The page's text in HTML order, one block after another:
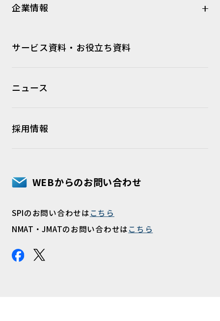
企業情報
サービス資料・お役立ち資料
ニュース
採用情報
WEBからのお問い合わせ
SPIのお問い合わせはこちら
NMAT・JMATのお問い合わせはこちら